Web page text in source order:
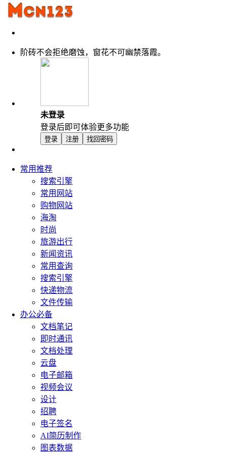
阶砖不会拒绝磨蚀，窗花不可幽禁落霞。
未登录
登录后即可体验更多功能
登录 注册 找回密码
常用推荐
搜索引擎
常用网站
购物网站
海淘
时尚
旅游出行
新闻资讯
常用查询
搜索引擎
快递物流
文件传输
办公必备
文档笔记
即时通讯
文档处理
云盘
电子邮箱
视频会议
设计
招聘
电子签名
AI简历制作
图表数据